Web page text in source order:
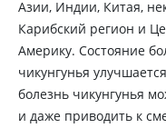
Азии, Индии, Китая,
Карибский регион и
Америку. Состояние
чикунгунья
болезнь чикунгунья
и даже приводить к